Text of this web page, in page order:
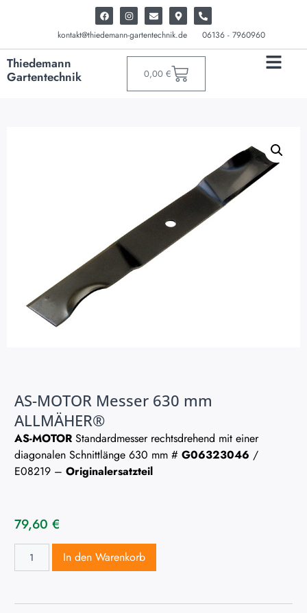
kontakt@thiedemann-gartentechnik.de 06136 - 7960960
Thiedemann
Gartentechnik
0,00 €
AS-MOTOR Messer 630 mm
ALLMÄHER®
AS-MOTOR Standardmesser rechtsdrehend mit einer
diagonalen Schnittlänge 630 mm # G06323046 /
E08219 – Originalersatzteil
79,60 €
In den Warenkorb